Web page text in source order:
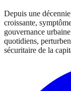
Depuis une
croissante,
gouvernance
quotidiens,
sécuritaire de la